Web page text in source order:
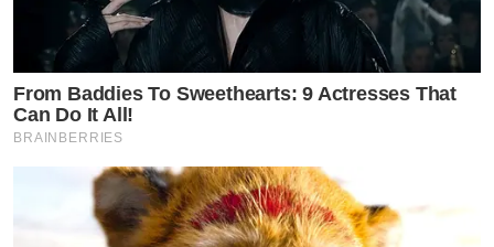
From Baddies To Sweethearts: 9 Actresses That
Can Do It All!
BRAINBERRIES